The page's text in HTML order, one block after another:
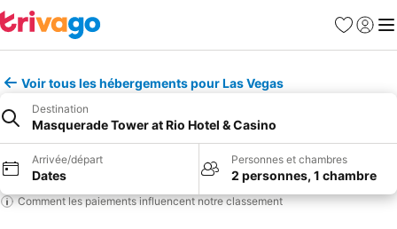
Favoris
Se
Voir tous les hébergements pour Las Vegas
Destination
Masquerade Tower at Rio Hotel & Casino
Arrivée/départ
Dates
Personnes et chambres
2 personnes, 1 chambre
Comment les paiements influencent notre classement